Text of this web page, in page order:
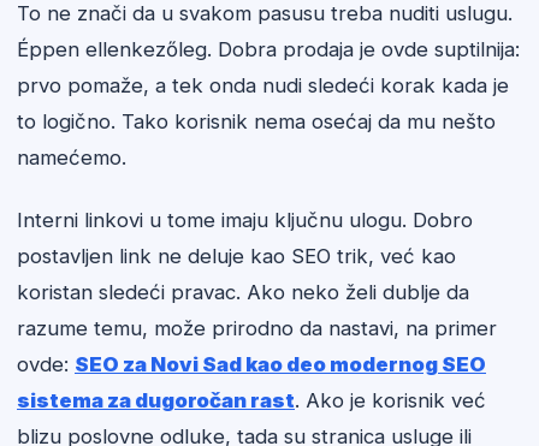
To ne znači da u svakom pasusu treba nuditi uslugu.
Éppen ellenkezőleg. Dobra prodaja je ovde suptilnija:
prvo pomaže, a tek onda nudi sledeći korak kada je
to logično. Tako korisnik nema osećaj da mu nešto
namećemo.
Interni linkovi u tome imaju ključnu ulogu. Dobro
postavljen link ne deluje kao SEO trik, već kao
koristan sledeći pravac. Ako neko želi dublje da
razume temu, može prirodno da nastavi, na primer
ovde: SEO za Novi Sad kao deo modernog SEO
sistema za dugoročan rast. Ako je korisnik već
blizu poslovne odluke, tada su stranica usluge ili